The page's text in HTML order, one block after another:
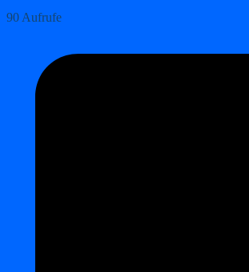
90 Aufrufe